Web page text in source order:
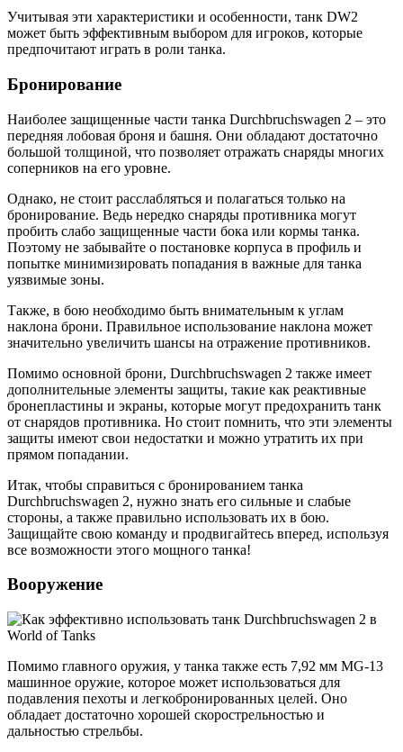
Учитывая эти характеристики и особенности, танк DW2
может быть эффективным выбором для игроков, которые
предпочитают играть в роли танка.
Бронирование
Наиболее защищенные части танка Durchbruchswagen 2 – это
передняя лобовая броня и башня. Они обладают достаточно
большой толщиной, что позволяет отражать снаряды многих
соперников на его уровне.
Однако, не стоит расслабляться и полагаться только на
бронирование. Ведь нередко снаряды противника могут
пробить слабо защищенные части бока или кормы танка.
Поэтому не забывайте о постановке корпуса в профиль и
попытке минимизировать попадания в важные для танка
уязвимые зоны.
Также, в бою необходимо быть внимательным к углам
наклона брони. Правильное использование наклона может
значительно увеличить шансы на отражение противников.
Помимо основной брони, Durchbruchswagen 2 также имеет
дополнительные элементы защиты, такие как реактивные
бронепластины и экраны, которые могут предохранить танк
от снарядов противника. Но стоит помнить, что эти элементы
защиты имеют свои недостатки и можно утратить их при
прямом попадании.
Итак, чтобы справиться с бронированием танка
Durchbruchswagen 2, нужно знать его сильные и слабые
стороны, а также правильно использовать их в бою.
Защищайте свою команду и продвигайтесь вперед, используя
все возможности этого мощного танка!
Вооружение
Помимо главного оружия, у танка также есть 7,92 мм MG-13
машинное оружие, которое может использоваться для
подавления пехоты и легкобронированных целей. Оно
обладает достаточно хорошей скорострельностью и
дальностью стрельбы.